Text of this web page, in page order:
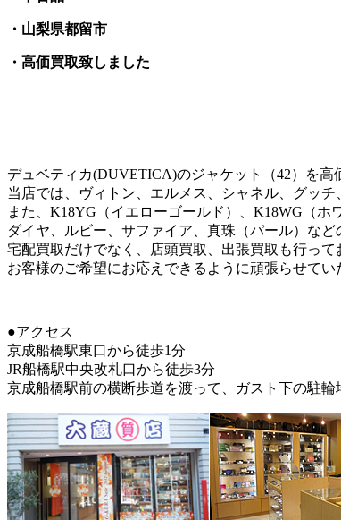
・山梨県都留市
・高価買取致しました
デュベティカ(DUVETICA)のジャケット（42）を高
当店では、ヴィトン、エルメス、シャネル、グッ
また、K18YG（イエローゴールド）、K18WG（ホ
ダイヤ、ルビー、サファイア、真珠（パール）など
宅配買取だけでなく、店頭買取、出張買取も行っ
お客様のご希望にお応えできるように頑張らせてい
●アクセス
京成船橋駅東口から徒歩1分
JR船橋駅中央改札口から徒歩3分
京成船橋駅前の横断歩道を渡って、ガスト下の駐輪